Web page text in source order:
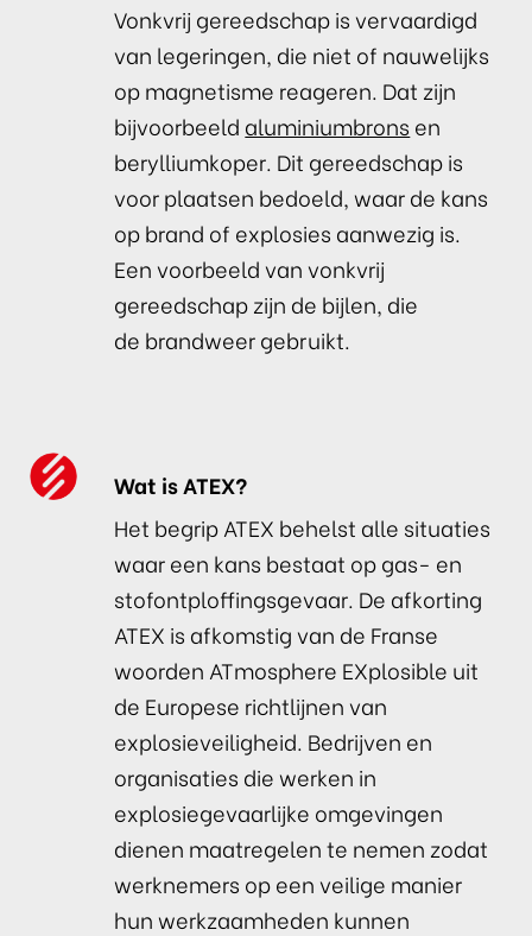
Vonkvrij gereedschap is vervaardigd
van legeringen, die niet of nauwelijks
op magnetisme reageren. Dat zijn
bijvoorbeeld aluminiumbrons en
berylliumkoper. Dit gereedschap is
voor plaatsen bedoeld, waar de kans
op brand of explosies aanwezig is.
Een voorbeeld van vonkvrij
gereedschap zijn de bijlen, die
de brandweer gebruikt.
Wat is ATEX?
Het begrip ATEX behelst alle situaties
waar een kans bestaat op gas- en
stofontploffingsgevaar. De afkorting
ATEX is afkomstig van de Franse
woorden ATmosphere EXplosible uit
de Europese richtlijnen van
explosieveiligheid. Bedrijven en
organisaties die werken in
explosiegevaarlijke omgevingen
dienen maatregelen te nemen zodat
werknemers op een veilige manier
hun werkzaamheden kunnen